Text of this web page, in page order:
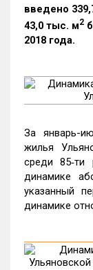
введено
43,0 тыс. м2
2018 года.
За январь-
жилья
среди 85‑ти
динамике
указанный
динамике